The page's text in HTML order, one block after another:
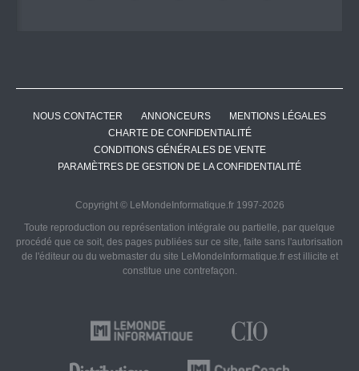
NOUS CONTACTER ANNONCEURS
MENTIONS LÉGALES
CHARTE DE CONFIDENTIALITÉ
CONDITIONS GÉNÉRALES DE VENTE
PARAMÈTRES DE GESTION DE LA CONFIDENTIALITÉ
Copyright © LeMondeInformatique.fr 1997-2026
Toute reproduction ou représentation intégrale ou partielle, par quelque
procédé que ce soit, des pages publiées sur ce site, faite sans l'autorisation
de l'éditeur ou du webmaster du site LeMondeInformatique.fr est illicite et
constitue une contrefaçon.